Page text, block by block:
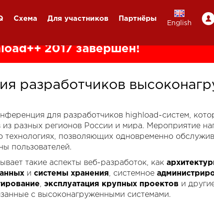
Схема Для участников Партнёры
English
2017 завершён!
разработчиков
для разработчиков highload-систем,
из разных регионов России и мира. Мероприятие
технологиях, позволяющих одновременно
пользователей.
такие аспекты веб-разработок, как
и системы хранения, системное
, эксплуатация крупных проектов и
с высоконагруженными системами.